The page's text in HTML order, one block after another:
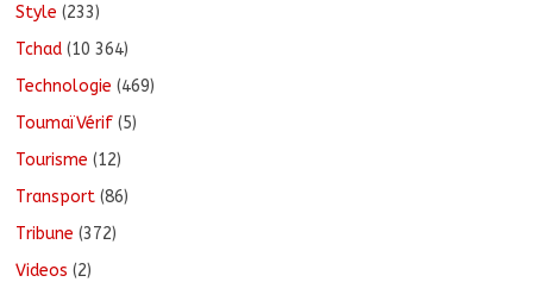
Style (233)
Tchad (10 364)
Technologie (469)
ToumaïVérif (5)
Tourisme (12)
Transport (86)
Tribune (372)
Videos (2)